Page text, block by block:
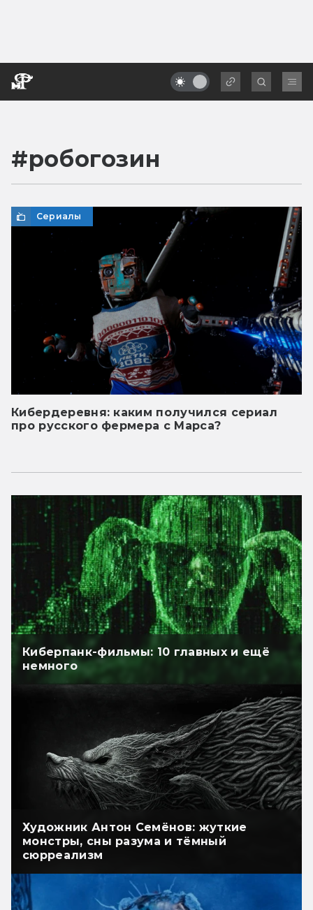
#робогозин
Сериалы
Кибердеревня: каким получился сериал
про русского фермера с Марса?
Киберпанк-фильмы: 10 главных и ещё
немного
Художник Антон Семёнов: жуткие
монстры, сны разума и тёмный
сюрреализм